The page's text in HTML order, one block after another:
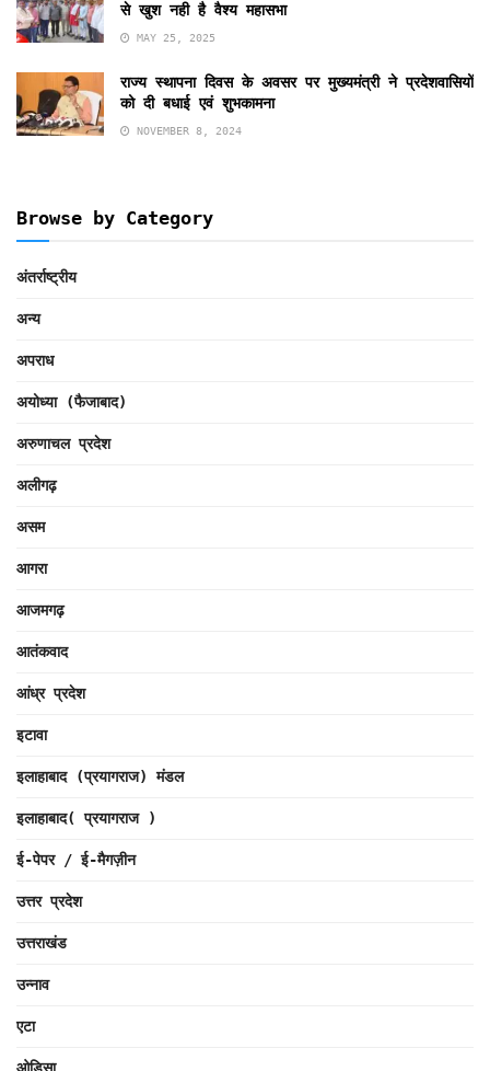
से खुश नही है वैश्य महासभा
MAY 25, 2025
राज्य स्थापना दिवस के अवसर पर मुख्यमंत्री ने प्रदेशवासियों
को दी बधाई एवं शुभकामना
NOVEMBER 8, 2024
Browse by Category
अंतर्राष्ट्रीय
अन्य
अपराध
अयोध्या (फैजाबाद)
अरुणाचल प्रदेश
अलीगढ़
असम
आगरा
आजमगढ़
आतंकवाद
आंध्र प्रदेश
इटावा
इलाहाबाद (प्रयागराज) मंडल
इलाहाबाद( प्रयागराज )
ई-पेपर / ई-मैगज़ीन
उत्तर प्रदेश
उत्तराखंड
उन्नाव
एटा